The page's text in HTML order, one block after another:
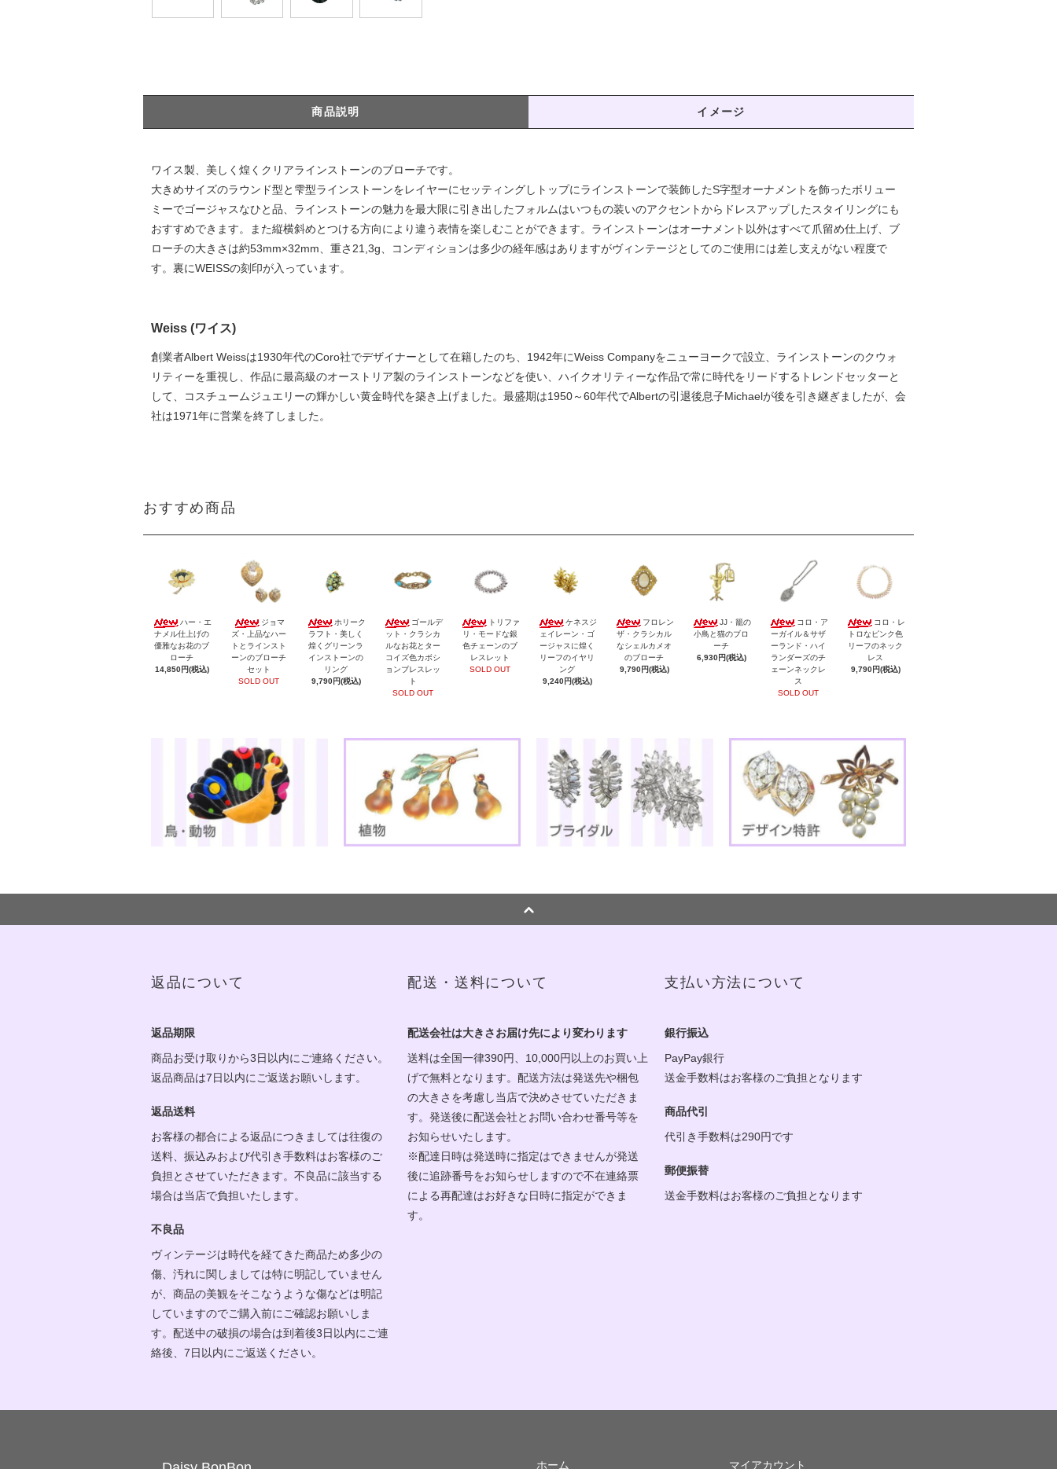
商品説明 イメージ
ワイス製、美しく煌くクリアラインストーンのブローチです。
大きめサイズのラウンド型と雫型ラインストーンをレイヤーにセッティングしトップにラインストーンで装飾したS字型オーナメントを飾ったボリュー
ミーでゴージャスなひと品、ラインストーンの魅力を最大限に引き出したフォルムはいつもの装いのアクセントからドレスアップしたスタイリングにも
おすすめできます。また縦横斜めとつける方向により違う表情を楽しむことができます。ラインストーンはオーナメント以外はすべて爪留め仕上げ、ブ
ローチの大きさは約53mm×32mm、重さ21,3g、コンディションは多少の経年感はありますがヴィンテージとしてのご使用には差し支えがない程度で
す。裏にWEISSの刻印が入っています。
Weiss (ワイス)
創業者Albert Weissは1930年代のCoro社でデザイナーとして在籍したのち、1942年にWeiss Companyをニューヨークで設立、ラインストーンのクウォ
リティーを重視し、作品に最高級のオーストリア製のラインストーンなどを使い、ハイクオリティーな作品で常に時代をリードするトレンドセッターと
して、コスチュームジュエリーの輝かしい黄金時代を築き上げました。最盛期は1950～60年代でAlbertの引退後息子Michaelが後を引き継ぎましたが、会
社は1971年に営業を終了しました。
おすすめ商品
ハー・エ
ナメル仕上げの
優雅なお花のブ
ローチ
14,850円(税込)
ジョマ
ズ・上品なハー
トとラインスト
ーンのブローチ
セット
SOLD OUT
ホリーク
ラフト・美しく
煌くグリーンラ
インストーンの
リング
9,790円(税込)
ゴールデ
ット・クラシカ
ルなお花とター
コイズ色カボシ
ョンブレスレッ
ト
SOLD OUT
トリファ
リ・モードな銀
色チェーンのブ
レスレット
SOLD OUT
ケネスジ
ェイレーン・ゴ
ージャスに煌く
リーフのイヤリ
ング
9,240円(税込)
フロレン
ザ・クラシカル
なシェルカメオ
のブローチ
9,790円(税込)
JJ・籠の
小鳥と猫のブロ
ーチ
6,930円(税込)
コロ・ア
ーガイル＆サザ
ーランド・ハイ
ランダーズのチ
ェーンネックレ
ス
SOLD OUT
コロ・レ
トロなピンク色
リーフのネック
レス
9,790円(税込)
返品について
返品期限
商品お受け取りから3日以内にご連絡ください。
返品商品は7日以内にご返送お願いします。
返品送料
お客様の都合による返品につきましては往復の
送料、振込みおよび代引き手数料はお客様のご
負担とさせていただきます。不良品に該当する
場合は当店で負担いたします。
不良品
ヴィンテージは時代を経てきた商品ため多少の
傷、汚れに関しましては特に明記していません
が、商品の美観をそこなうような傷などは明記
していますのでご購入前にご確認お願いしま
す。配送中の破損の場合は到着後3日以内にご連
絡後、7日以内にご返送ください。
配送・送料について
配送会社は大きさお届け先により変わります
送料は全国一律390円、10,000円以上のお買い上
げで無料となります。配送方法は発送先や梱包
の大きさを考慮し当店で決めさせていただきま
す。発送後に配送会社とお問い合わせ番号等を
お知らせいたします。
※配達日時は発送時に指定はできませんが発送
後に追跡番号をお知らせしますので不在連絡票
による再配達はお好きな日時に指定ができま
す。
支払い方法について
銀行振込
PayPay銀行
送金手数料はお客様のご負担となります
商品代引
代引き手数料は290円です
郵便振替
送金手数料はお客様のご負担となります
ホーム マイアカウント